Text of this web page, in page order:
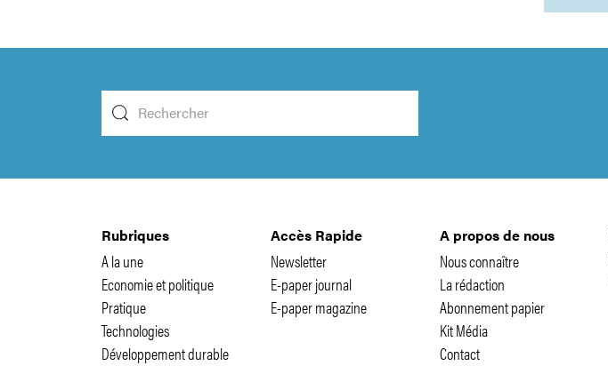
Rubriques
A la une
Economie et politique
Pratique
Technologies
Développement durable
Accès Rapide
Newsletter
E-paper journal
E-paper magazine
A propos de nous
Nous connaître
La rédaction
Abonnement papier
Kit Média
Contact